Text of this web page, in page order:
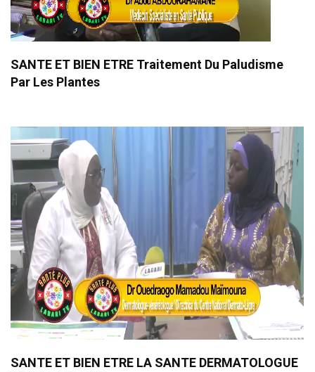
SANTE ET BIEN ETRE Traitement Du Paludisme
Par Les Plantes
SANTE ET BIEN ETRE LA SANTE DERMATOLOGUE